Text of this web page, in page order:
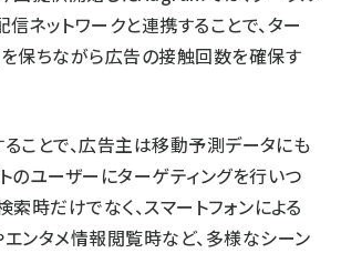
ネットワークと連携することで、ター
保ちながら広告の接触回数を確保す
ことで、広告主は移動予測データにも
のユーザーにターゲティングを行いつ
索時だけでなく、スマートフォンによる
ンタメ情報閲覧時など、多様なシーン